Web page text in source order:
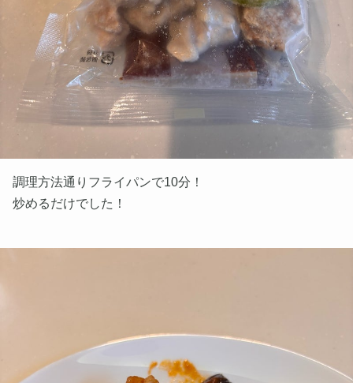
調理方法通りフライパンで10分！
炒めるだけでした！